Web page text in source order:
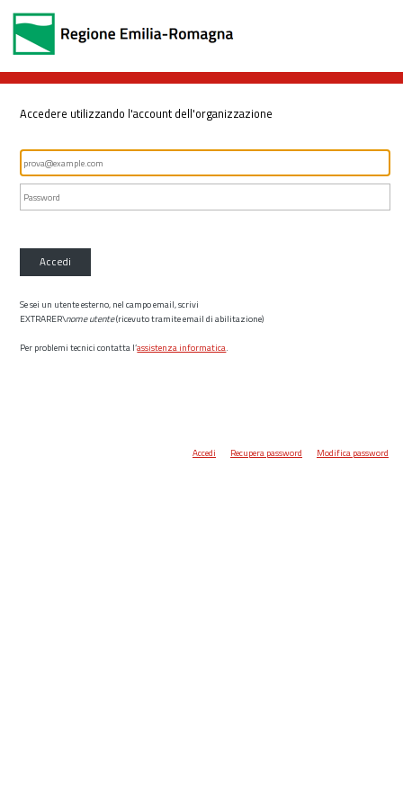
Accedere utilizzando l'account dell'organizzazione
Accedi
Se sei un utente esterno, nel campo email, scrivi
EXTRARER\nome utente(ricevuto tramite email di abilitazione)
Per problemi tecnici contatta l’assistenza informatica.
Accedi Recupera password Modifica password